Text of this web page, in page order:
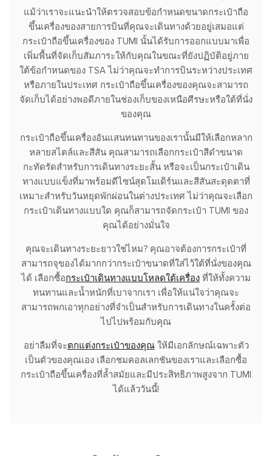
แม้ว่าเราจะแนะนำให้ตรวจสอบข้อกำหนดขนาดกระเป๋าถือ
ขึ้นเครื่องของสายการบินที่คุณจะเดินทางด้วยอยู่เสมอแต่
กระเป๋าถือขึ้นเครื่องของ TUMI นั้นได้รับการออกแบบมาเพื่อ
เพิ่มพื้นที่จัดเก็บสัมภาระให้กับคุณในขณะที่ยังปฏิบัติอยู่ภาย
ใต้ข้อกำหนดของ TSA ไม่ว่าคุณจะทำการบินระหว่างประเทศ
หรือภายในประเทศ กระเป๋าถือขึ้นเครื่องของคุณจะสามารถ
จัดเก็บได้อย่างพอดีภายในช่องเก็บของเหนือศีรษะหรือใต้ที่นั่ง
ของคุณ
กระเป๋าถือขึ้นเครื่องอันแสนทนทานของเรานั้นมีให้เลือกหลาก
หลายสไตล์และสีสัน คุณสามารถเลือกกระเป๋าสีดำขนาด
กะทัดรัดสำหรับการเดินทางระยะสั้น หรือจะเป็นกระเป๋าเดิน
ทางแบบแข็งที่มาพร้อมดีไซน์สุดโมเดิร์นและสีสันสะดุดตาที่
เหมาะสำหรับวันหยุดพักผ่อนในต่างประเทศ ไม่ว่าคุณจะเลือก
กระเป๋าเดินทางแบบใด คุณก็สามารถจัดกระเป๋า TUMI ของ
คุณได้อย่างมั่นใจ
คุณจะเดินทางระยะยาวใช่ไหม? คุณอาจต้องการกระเป๋าที่
สามารถจุของได้มากกว่ากระเป๋าขนาดที่ใส่ไว้ใต้ที่นั่งของคุณ
ได้ เลือกซื้อกระเป๋าเดินทางแบบโหลดใต้เครื่อง ที่ให้ทั้งความ
ทนทานและน้ำหนักที่เบาจากเรา เพื่อให้แน่ใจว่าคุณจะ
สามารถพกเอาทุกอย่างที่จำเป็นสำหรับการเดินทางในครั้งต่อ
ไปไปพร้อมกับคุณ
อย่าลืมที่จะตกแต่งกระเป๋าของคุณให้มีเอกลักษณ์เฉพาะตัว
เป็นตัวของคุณเอง เลือกชมคอลเลกชันของเราและเลือกซื้อ
กระเป๋าถือขึ้นเครื่องที่ล้ำสมัยและมีประสิทธิภาพสูงจาก TUMI
ได้แล้ววันนี้!